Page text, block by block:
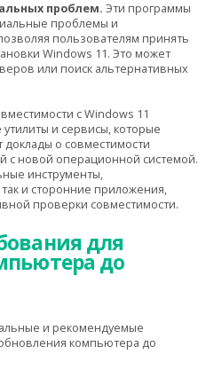
проблем. Эти программы
проблемы и
пользователям принять
Windows 11. Это может
или поиск альтернативных
с Windows 11
и сервисы, которые
доклады о совместимости
с новой операционной системой.
инструменты,
и сторонние приложения,
проверки совместимости.
для
до
и рекомендуемые
компьютера до